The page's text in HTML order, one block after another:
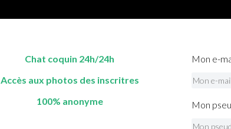
Chat coquin 24h/24h
Accès aux photos des inscritres
100% anonyme
Mon e-
Mon